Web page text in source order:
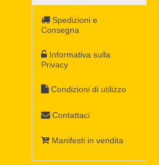
Spedizioni e
Consegna
Informativa sulla
Privacy
Condizioni di utilizzo
Contattaci
Manifesti in vendita